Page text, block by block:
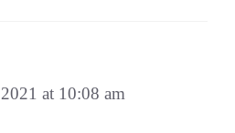
at 10:08 am